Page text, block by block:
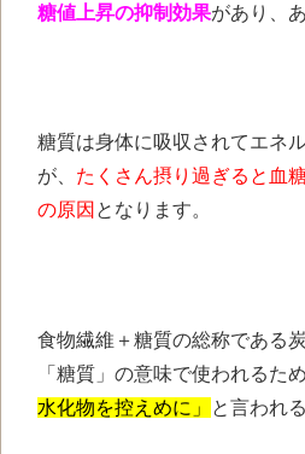
糖値上昇の抑制効果があり、
糖質は身体に吸収されてエネ
が、 たくさん摂り過ぎると 血
の原因 となります。
食物繊維＋糖質の総称である
「糖質」の意味で使われるため
水化物を控えめに」
と言われ